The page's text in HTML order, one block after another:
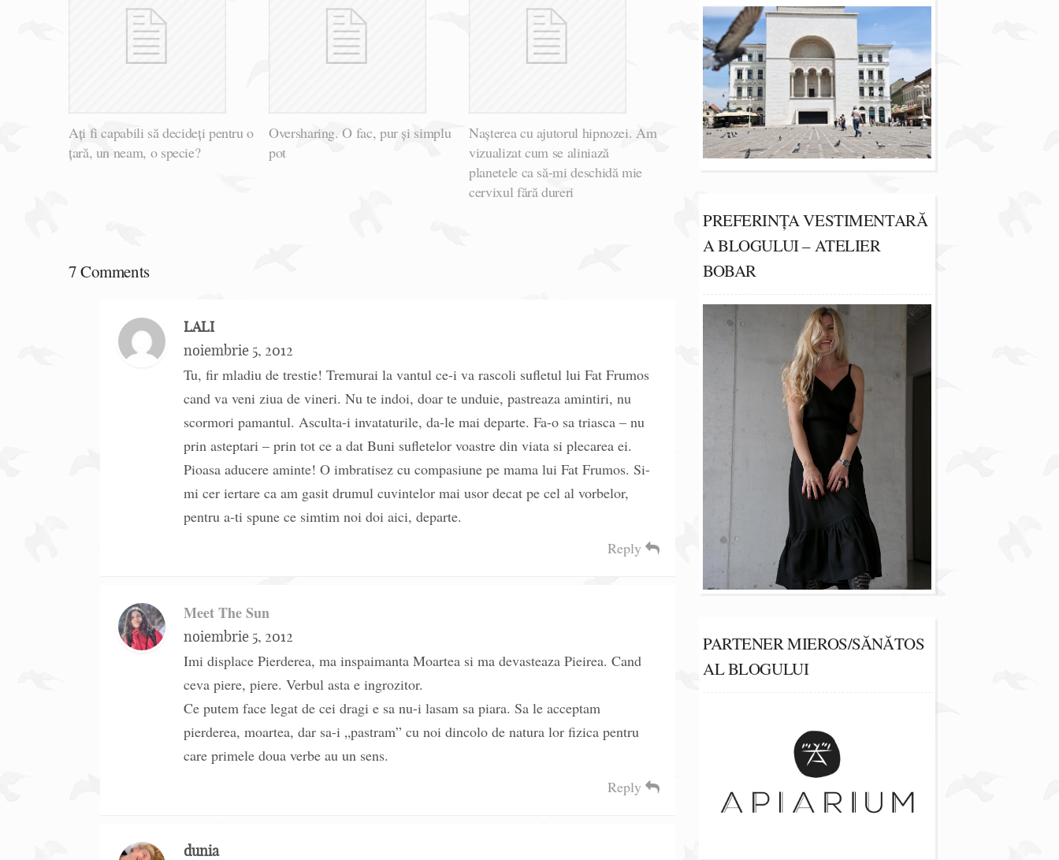
Ați fi capabili să decideți pentru o
țară, un neam, o specie?
Oversharing. O fac, pur și simplu
pot
Nașterea cu ajutorul hipnozei. Am
vizualizat cum se aliniază
planetele ca să-mi deschidă mie
cervixul fără dureri
7 Comments
LALI
noiembrie 5, 2012
Tu, fir mladiu de trestie! Tremurai la vantul ce-i va rascoli sufletul lui Fat Frumos
cand va veni ziua de vineri. Nu te indoi, doar te unduie, pastreaza amintiri, nu
scormori pamantul. Asculta-i invataturile, da-le mai departe. Fa-o sa triasca – nu
prin asteptari – prin tot ce a dat Buni sufletelor voastre din viata si plecarea ei.
Pioasa aducere aminte! O imbratisez cu compasiune pe mama lui Fat Frumos. Si-
mi cer iertare ca am gasit drumul cuvintelor mai usor decat pe cel al vorbelor,
pentru a-ti spune ce simtim noi doi aici, departe.
Reply
Meet The Sun
noiembrie 5, 2012
Imi displace Pierderea, ma inspaimanta Moartea si ma devasteaza Pieirea. Cand
ceva piere, piere. Verbul asta e ingrozitor.
Ce putem face legat de cei dragi e sa nu-i lasam sa piara. Sa le acceptam
pierderea, moartea, dar sa-i „pastram” cu noi dincolo de natura lor fizica pentru
care primele doua verbe au un sens.
Reply
dunia
PREFERINȚA VESTIMENTARĂ
A BLOGULUI – ATELIER
BOBAR
PARTENER MIEROS/SĂNĂTOS
AL BLOGULUI